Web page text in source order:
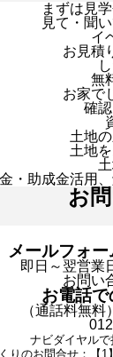
まずは見
見て・聞
イ
お見積
無
お家で
確
土地
土地
・助成金活用
お
メールフォ
即日～翌営業
お問い
お電話
（通話料無
ナビダイヤルで
りのお問合せ：【